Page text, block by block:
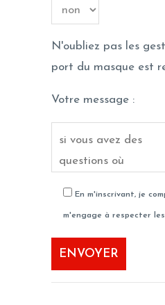
N'oubliez pas les
port du masque est
Votre message :
En m'inscrivant, je
m'engage à respecter